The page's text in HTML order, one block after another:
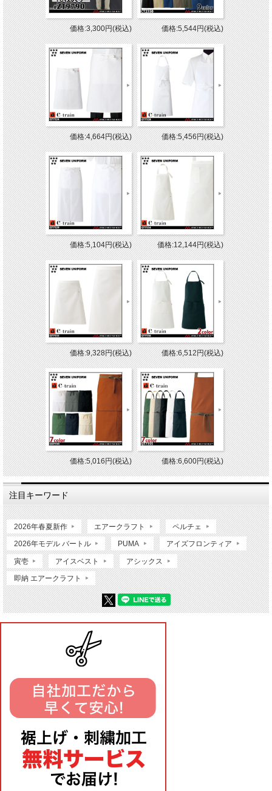
価格:3,300円(税込) 価格:5,544円(税込)
価格:4,664円(税込) 価格:5,456円(税込)
価格:5,104円(税込) 価格:12,144円(税込)
価格:9,328円(税込) 価格:6,512円(税込)
価格:5,016円(税込) 価格:6,600円(税込)
注目キーワード
2026年春夏新作 エアークラフト ペルチェ
2026年モデル バートル PUMA アイズフロンティア
寅壱 アイスベスト アシックス
即納 エアークラフト